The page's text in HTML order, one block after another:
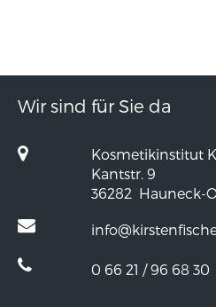
Wir sind für Sie da
Kosmetikinstitut
Kantstr. 9
36282 Hauneck-
0 66 21 / 96 68 30